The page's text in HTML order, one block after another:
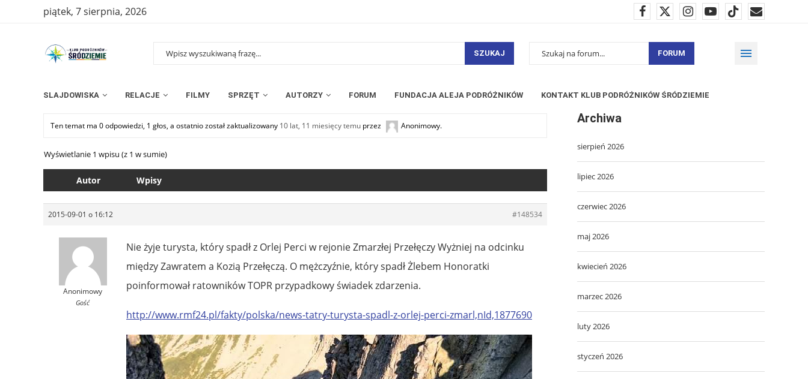
piątek, 7 sierpnia, 2026
SZUKAJ FORUM
SLAJDOWISKA RELACJE FILMY SPRZĘT AUTORZY FORUM FUNDACJA ALEJA PODRÓŻNIKÓW KONTAKT KLUB PODRÓŻNIKÓW ŚRÓDZIEMIE
Ten temat ma 0 odpowiedzi, 1 głos, a ostatnio został zaktualizowany 10 lat, 11 miesięcy temu przez Anonimowy.
Wyświetlanie 1 wpisu (z 1 w sumie)
Autor Wpisy
2015-09-01 o 16:12 #148534
Anonimowy
Gość
Nie żyje turysta, który spadł z Orlej Perci w rejonie Zmarzłej Przełęczy Wyżniej na odcinku
między Zawratem a Kozią Przełęczą. O mężczyźnie, który spadł Żlebem Honoratki
poinformował ratowników TOPR przypadkowy świadek zdarzenia.
http://www.rmf24.pl/fakty/polska/news-tatry-turysta-spadl-z-orlej-perci-zmarl,nId,1877690
Archiwa
sierpień 2026
lipiec 2026
czerwiec 2026
maj 2026
kwiecień 2026
marzec 2026
luty 2026
styczeń 2026